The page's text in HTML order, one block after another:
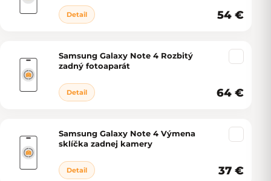
Detail 54 €
Samsung Galaxy Note 4 Rozbitý
zadný fotoaparát
Detail 64 €
Samsung Galaxy Note 4 Výmena
sklíčka zadnej kamery
Detail 37 €